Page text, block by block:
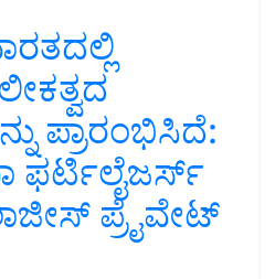
ಪ್ರಾರಂಭಿಸಿದೆ:
ಫರ್ಟಿಲೈಜರ್ಸ್
ಪ್ರೈವೇಟ್